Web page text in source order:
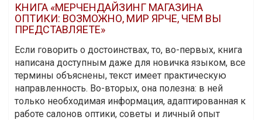
КНИГА «МЕРЧЕНДАЙЗИНГ МАГАЗИНА
ОПТИКИ: ВОЗМОЖНО, МИР ЯРЧЕ, ЧЕМ ВЫ
ПРЕДСТАВЛЯЕТЕ»
Если говорить о достоинствах, то, во-первых, книга
написана доступным даже для новичка языком, все
термины объяснены, текст имеет практическую
направленность. Во-вторых, она полезна: в ней
только необходимая информация, адаптированная к
работе салонов оптики, советы и личный опыт